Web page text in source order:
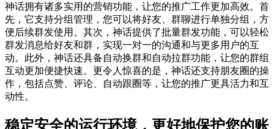
神话拥有诸多实用的营销功能，让您的推广工作更加高效。首
先，它支持分组管理，您可以将好友、群聊进行单独分组，方
便后续群发使用。其次，神话提供了批量群发功能，可以轻松
群发消息给好友和群，实现一对一的沟通和与更多用户的互
动。此外，神话还具备自动换群和自动拉群功能，让您的群组
互动更加便捷快速。更令人惊喜的是，神话还支持朋友圈的操
作，包括点赞、评论、自动跟圈等，让您的推广更具活力和互
动性。
稳定安全的运行环境，更好地保护您的账